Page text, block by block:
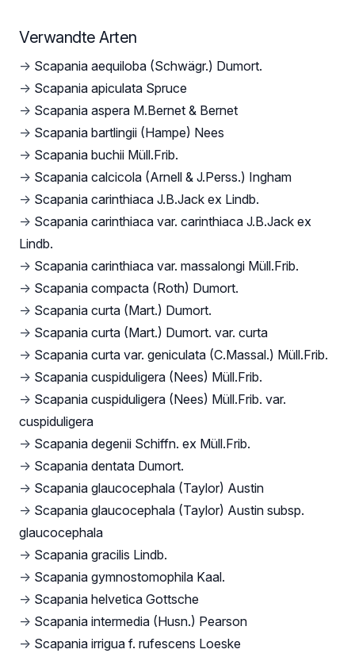
Verwandte Arten
→ Scapania aequiloba (Schwägr.) Dumort.
→ Scapania apiculata Spruce
→ Scapania aspera M.Bernet & Bernet
→ Scapania bartlingii (Hampe) Nees
→ Scapania buchii Müll.Frib.
→ Scapania calcicola (Arnell & J.Perss.) Ingham
→ Scapania carinthiaca J.B.Jack ex Lindb.
→ Scapania carinthiaca var. carinthiaca J.B.Jack ex
Lindb.
→ Scapania carinthiaca var. massalongi Müll.Frib.
→ Scapania compacta (Roth) Dumort.
→ Scapania curta (Mart.) Dumort.
→ Scapania curta (Mart.) Dumort. var. curta
→ Scapania curta var. geniculata (C.Massal.) Müll.Frib.
→ Scapania cuspiduligera (Nees) Müll.Frib.
→ Scapania cuspiduligera (Nees) Müll.Frib. var.
cuspiduligera
→ Scapania degenii Schiffn. ex Müll.Frib.
→ Scapania dentata Dumort.
→ Scapania glaucocephala (Taylor) Austin
→ Scapania glaucocephala (Taylor) Austin subsp.
glaucocephala
→ Scapania gracilis Lindb.
→ Scapania gymnostomophila Kaal.
→ Scapania helvetica Gottsche
→ Scapania intermedia (Husn.) Pearson
→ Scapania irrigua f. rufescens Loeske